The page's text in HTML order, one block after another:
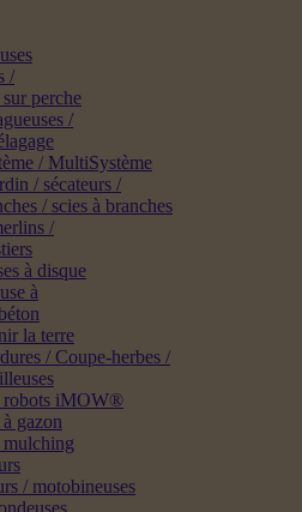
/
perche
/
/ MultiSystème
/ sécateurs /
/ scies à branches
/
à disque
à
la terre
/ Coupe-herbes /
robots iMOW®
gazon
mulching
/ motobineuses